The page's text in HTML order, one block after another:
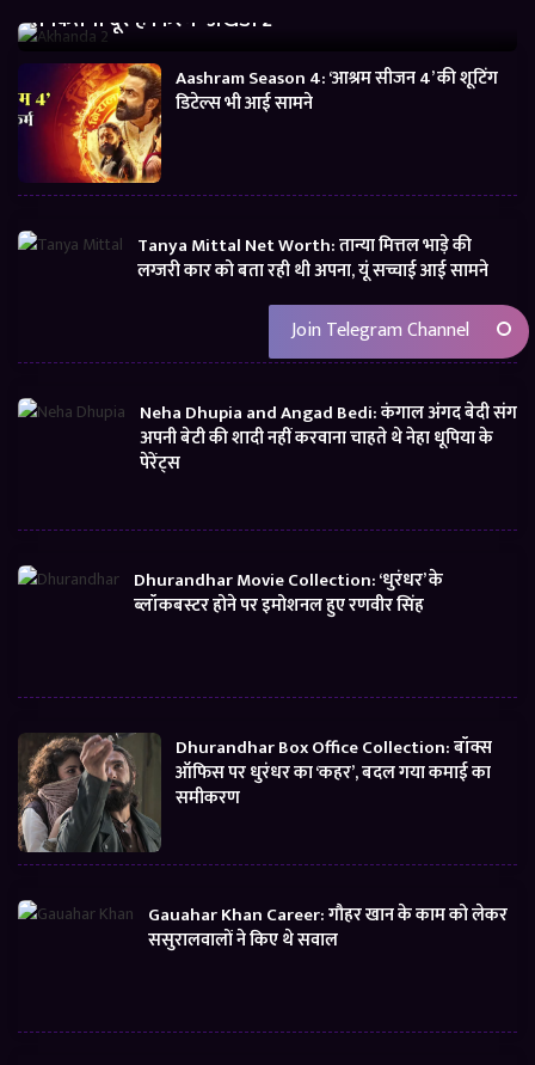
से कितनी दूर है फिल्म ‘अखंडा 2’
Aashram Season 4: ‘आश्रम सीजन 4’ की शूटिंग
डिटेल्स भी आई सामने
Tanya Mittal Net Worth: तान्या मित्तल भाड़े की
लग्जरी कार को बता रही थी अपना, यूं सच्चाई आई सामने
Neha Dhupia and Angad Bedi: कंगाल अंगद बेदी संग
अपनी बेटी की शादी नहीं करवाना चाहते थे नेहा धूपिया के
पेरेंट्स
Dhurandhar Movie Collection: ‘धुरंधर’ के
ब्लॉकबस्टर होने पर इमोशनल हुए रणवीर सिंह
Dhurandhar Box Office Collection: बॉक्स
ऑफिस पर धुरंधर का ‘कहर’, बदल गया कमाई का
समीकरण
Gauahar Khan Career: गौहर खान के काम को लेकर
ससुरालवालों ने किए थे सवाल
Join Telegram Channel